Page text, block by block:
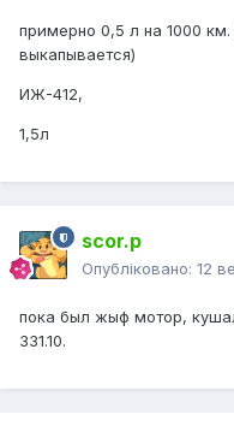
примерно 0,5 л на 1000
выкапывается)
ИЖ-412,
1,5л
scor.p
Опубліковано: 12
пока был жыф мотор,
331.10.